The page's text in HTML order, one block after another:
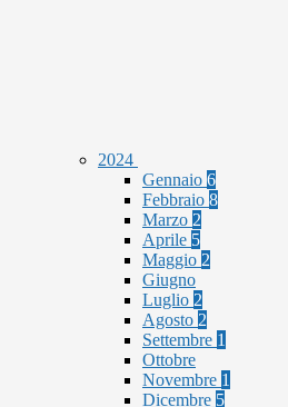
2024
Gennaio 6
Febbraio 8
Marzo 2
Aprile 5
Maggio 2
Giugno
Luglio 2
Agosto 2
Settembre 1
Ottobre
Novembre 1
Dicembre 5